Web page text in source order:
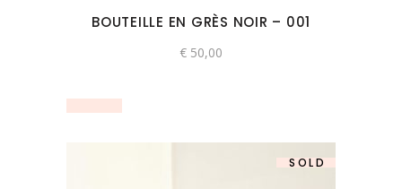
BOUTEILLE EN GRÈS NOIR – 001
€ 50,00
SOLD